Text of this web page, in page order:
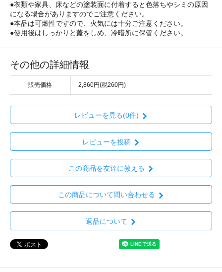
●衣類や家具、床などの塗装面に付着すると色落ちやシミの原因
になる場合がありますのでご注意ください。
●本品は可燃性ですので、火気には十分ご注意ください。
●使用後はしっかりと蓋をしめ、冷暗所に保管ください。
その他の詳細情報
販売価格 2,860円(税260円)
レビューを見る(0件)
レビューを投稿
この商品を友達に教える
この商品について問い合わせる
返品について